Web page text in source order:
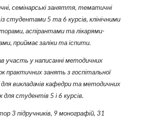
семінарські заняття, тематичні
студентами 5 та 6 курсів, клінічними
аспірантами та лікарями-
приймає заліки та іспити.
у написанні методичних
практичних занять з госпітальної
для викладачів кафедри та методичних
для студентів 5 і 6 курсів.
3 підручників, 9 монографій, 31